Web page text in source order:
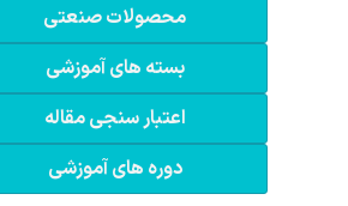
محصولات صنعتی
بسته های آموزشی
اعتبار سنجی مقاله
دوره های آموزشی